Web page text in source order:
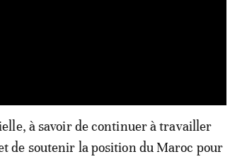
à savoir de continuer à travailler
de soutenir la position du Maroc pour